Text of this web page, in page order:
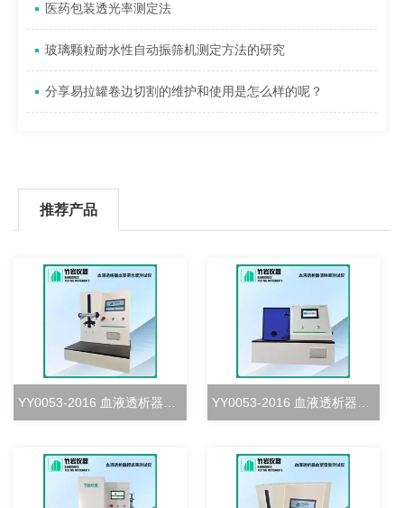
医药包装透光率测定法
玻璃颗粒耐水性自动振筛机测定方法的研究
分享易拉罐卷边切割的维护和使用是怎么样的呢？
推荐产品
YY0053-2016 血液透析器血室密合度测试仪 YY0053-2016 血液透析器清除率测试仪